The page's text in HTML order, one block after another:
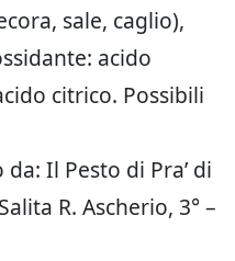
sale, caglio),
acido
citrico. Possibili
Il Pesto di Pra’ di
R. Ascherio, 3° –